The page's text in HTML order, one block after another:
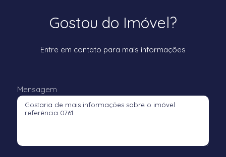
Gostou do Imóvel?
Entre em contato para mais informações
Mensagem